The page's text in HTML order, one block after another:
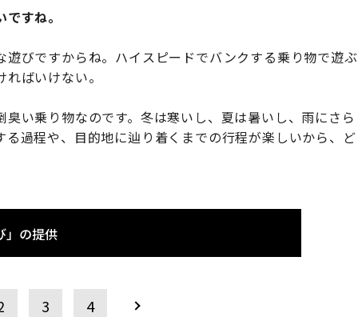
すね。
びですからね。ハイスピードでバンクする乗り物で遊ぶ
ばいけない。
い乗り物なのです。冬は寒いし、夏は暑いし、雨にさら
過程や、目的地に辿り着くまでの行程が楽しいから、ど
」の提供
3 4